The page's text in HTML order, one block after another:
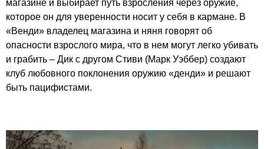
магазине и выбирает путь взросления через оружие,
которое он для уверенности носит у себя в кармане. В
«Венди» владелец магазина и няня говорят об
опасности взрослого мира, что в нем могут легко убивать
и грабить – Дик с другом Стиви (Марк Уэббер) создают
клуб любовного поклонения оружию «денди» и решают
быть пацифистами.